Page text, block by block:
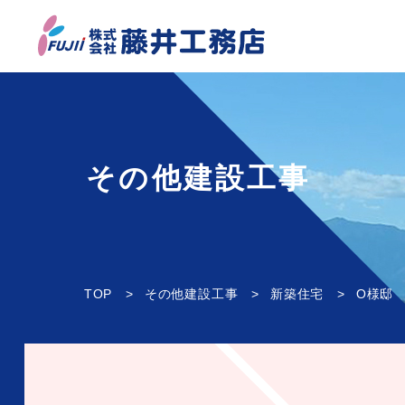
その他建設工事
TOP その他建設工事 新築住宅 O様邸